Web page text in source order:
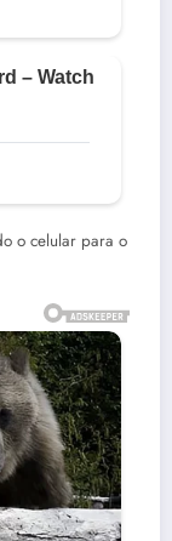
o celular para o